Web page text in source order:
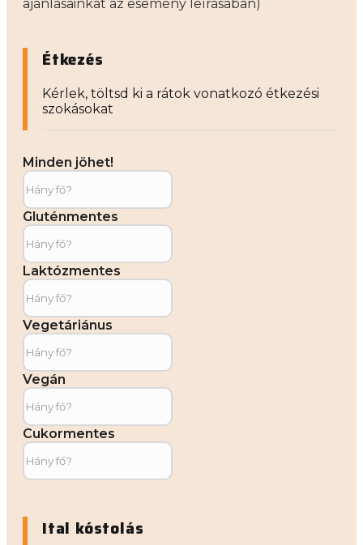
ajánlásainkat az esemény leírásában)
Étkezés
Kérlek, töltsd ki a rátok vonatkozó étkezési
szokásokat
Minden jöhet!
Gluténmentes
Laktózmentes
Vegetáriánus
Vegán
Cukormentes
Ital kóstolás